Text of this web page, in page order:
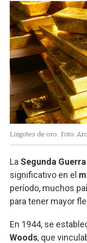
Lingotes de oro. Foto:
La Segunda
significativo en el
período, muchos
para tener mayor
En 1944, se
Woods, que